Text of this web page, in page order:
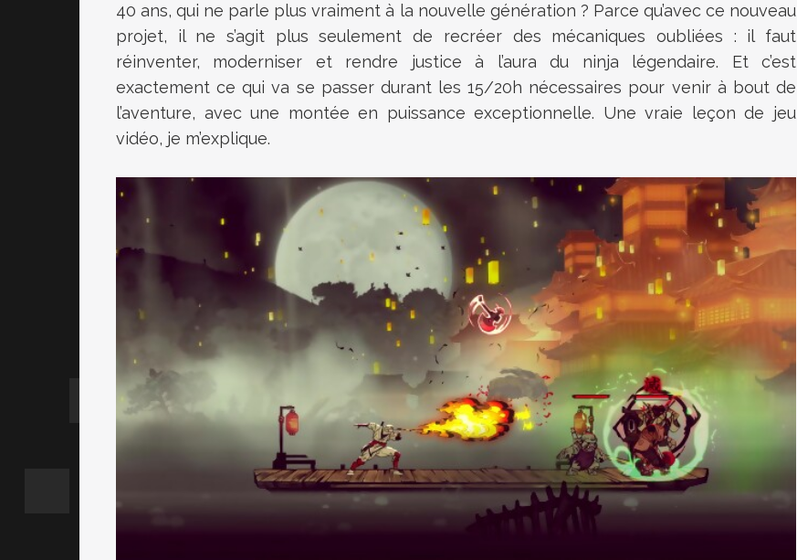
40 ans, qui ne parle plus vraiment à la nouvelle génération ? Parce qu’avec ce nouveau
projet, il ne s’agit plus seulement de recréer des mécaniques oubliées : il faut
réinventer, moderniser et rendre justice à l’aura du ninja légendaire. Et c’est
exactement ce qui va se passer durant les 15/20h nécessaires pour venir à bout de
l’aventure, avec une montée en puissance exceptionnelle. Une vraie leçon de jeu
vidéo, je m’explique.